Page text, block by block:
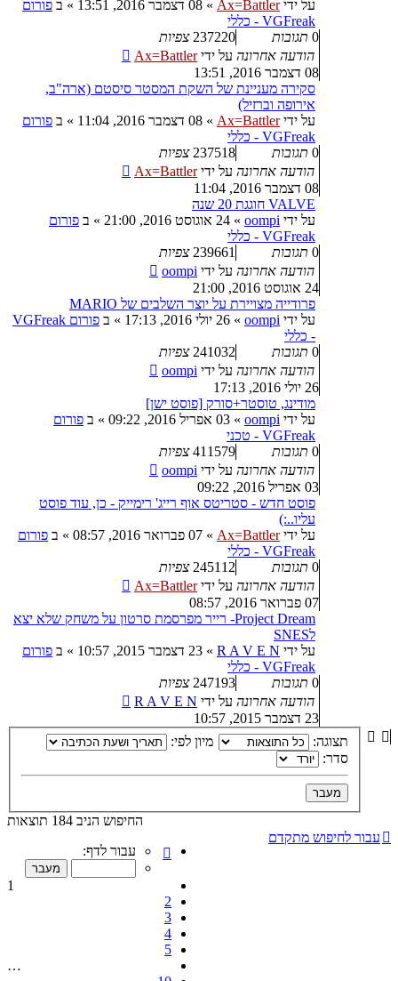
על ידיAx=Battler
» 08 דצמבר 2016, 13:51 » ב פורום
VGFreak - כללי
0 תגובות 237220 צפיות
הודעה אחרונה על ידיAx=Battler
08 דצמבר 2016, 13:51
סקירה מעניינת של השקת המסטר סיסטם (ארה"ב,
אירופה וברזיל)
על ידיAx=Battler
» 08 דצמבר 2016, 11:04 » ב פורום
VGFreak - כללי
0 תגובות 237518 צפיות
הודעה אחרונה על ידיAx=Battler
08 דצמבר 2016, 11:04
VALVE חוגגת 20 שנה
על ידי oompi
» 24 אוגוסט 2016, 21:00 » ב פורום
VGFreak - כללי
0 תגובות 239661 צפיות
הודעה אחרונה על ידי oompi
24 אוגוסט 2016, 21:00
פרודייה מצויירת על יוצר השלבים של MARIO
על ידי oompi
» 26 יולי 2016, 17:13 » ב
פורום VGFreak
- כללי
0 תגובות 241032 צפיות
הודעה אחרונה על ידי oompi
26 יולי 2016, 17:13
מודינג, טוסטר+סורק [פוסט ישן]
על ידי oompi
» 03 אפריל 2016, 09:22 » ב פורום
VGFreak - טכני
0 תגובות 411579 צפיות
הודעה אחרונה על ידי oompi
03 אפריל 2016, 09:22
פוסט חדש - סטריטס אוף רייג' רימייק - כן, עוד פוסט
עליו..:)
על ידיAx=Battler
» 07 פברואר 2016, 08:57 » ב פורום
VGFreak - כללי
0 תגובות 245112 צפיות
הודעה אחרונה על ידיAx=Battler
07 פברואר 2016, 08:57
Project Dream- רייר מפרסמת סרטון על משחק שלא יצא
לSNES
על ידי R A V E N
» 23 דצמבר 2015, 10:57 » ב פורום
VGFreak - כללי
0 תגובות 247193 צפיות
הודעה אחרונה על ידי R A V E N
23 דצמבר 2015, 10:57
תצוגה:
מיון לפי:
סדר:
החיפוש הניב 184 תוצאות
דף
מתוך
10
עבור לדף:
1
2
3
4
5
…
עבור לחיפוש מתקדם